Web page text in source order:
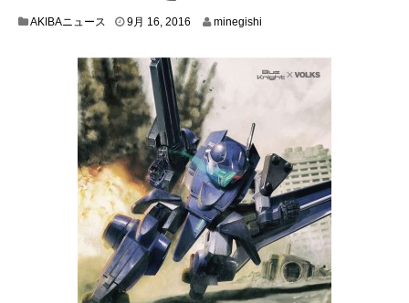
AKIBAニュース 9月 16, 2016
5
,
2
0
1
6
minegishi